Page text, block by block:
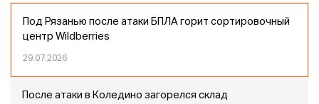
Под Рязанью после атаки БПЛА горит сортировочный
центр Wildberries
29.07.2026
После атаки в Коледино загорелся склад